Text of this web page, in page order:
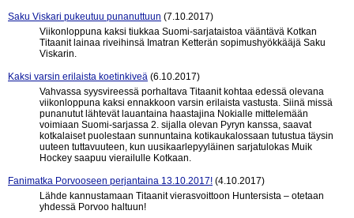
Saku Viskari pukeutuu punanuttuun (7.10.2017)
Viikonloppuna kaksi tiukkaa Suomi-sarjataistoa vääntävä Kotkan
Titaanit lainaa riveihinsä Imatran Ketterän sopimushyökkääjä Saku
Viskarin.
Kaksi varsin erilaista koetinkiveä (6.10.2017)
Vahvassa syysvireessä porhaltava Titaanit kohtaa edessä olevana
viikonloppuna kaksi ennakkoon varsin erilaista vastusta. Siinä missä
punanutut lähtevät lauantaina haastajina Nokialle mittelemään
voimiaan Suomi-sarjassa 2. sijalla olevan Pyryn kanssa, saavat
kotkalaiset puolestaan sunnuntaina kotikaukalossaan tutustua täysin
uuteen tuttavuuteen, kun uusikaarlepyyläinen sarjatulokas Muik
Hockey saapuu vierailulle Kotkaan.
Fanimatka Porvooseen perjantaina 13.10.2017! (4.10.2017)
Lähde kannustamaan Titaanit vierasvoittoon Huntersista – otetaan
yhdessä Porvoo haltuun!